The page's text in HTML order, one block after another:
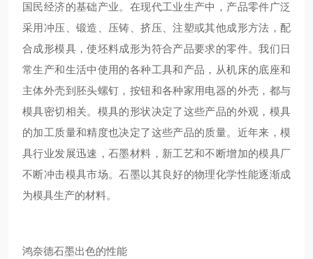
国民经济的基础产业。在现代工业生产中，产品零件广泛
采用冲压、锻造、压铸、挤压、注塑或其他成形方法，配
合成形模具，使坯料成形为符合产品要求的零件。我们日
常生产和生活中使用的各种工具和产品，从机床的底座和
主体外壳到胚头螺钉，按钮和各种家用电器的外壳，都与
模具密切相关。模具的形状决定了这些产品的外观，模具
的加工质量和精度也决定了这些产品的质量。近年来，模
具行业发展迅速，石墨材料，新工艺和不断增加的模具厂
不断冲击模具市场。石墨以其良好的物理化学性能逐渐成
为模具生产的材料。
鸿奈德石墨出色的性能